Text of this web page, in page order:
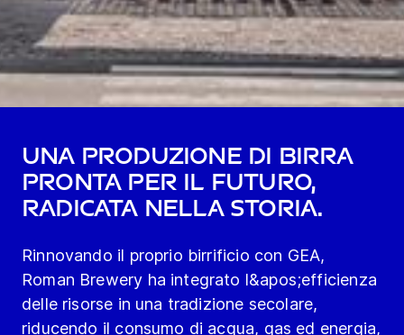
Una produzione di birra
pronta per il futuro,
radicata nella storia.
Rinnovando il proprio birrificio con GEA,
Roman Brewery ha integrato l&apos;efficienza
delle risorse in una tradizione secolare,
riducendo il consumo di acqua, gas ed energia,